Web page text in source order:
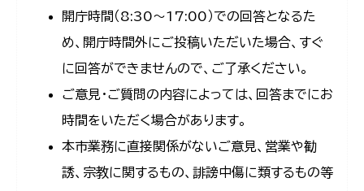
開庁時間（8:30〜17:00）での回答となるた
め、開庁時間外にご投稿いただいた場合、すぐ
に回答ができませんので、ご了承ください。
ご意見・ご質問の内容によっては、回答までにお
時間をいただく場合があります。
本市業務に直接関係がないご意見、営業や勧
誘、宗教に関するもの、誹謗中傷に類するもの等